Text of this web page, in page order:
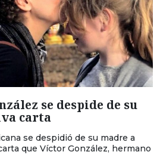
se despide de su
carta
se despidió de su madre a
que Víctor González, hermano